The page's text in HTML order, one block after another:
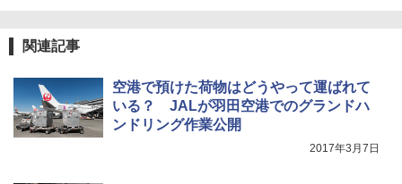
￥680
折りたたみ椅子 アウトドアチェア 伸縮式 キ
関連記事
空港で預けた荷物はどうやって運ばれて
いる？ JALが羽田空港でのグランドハ
ンドリング作業公開
2017年3月7日